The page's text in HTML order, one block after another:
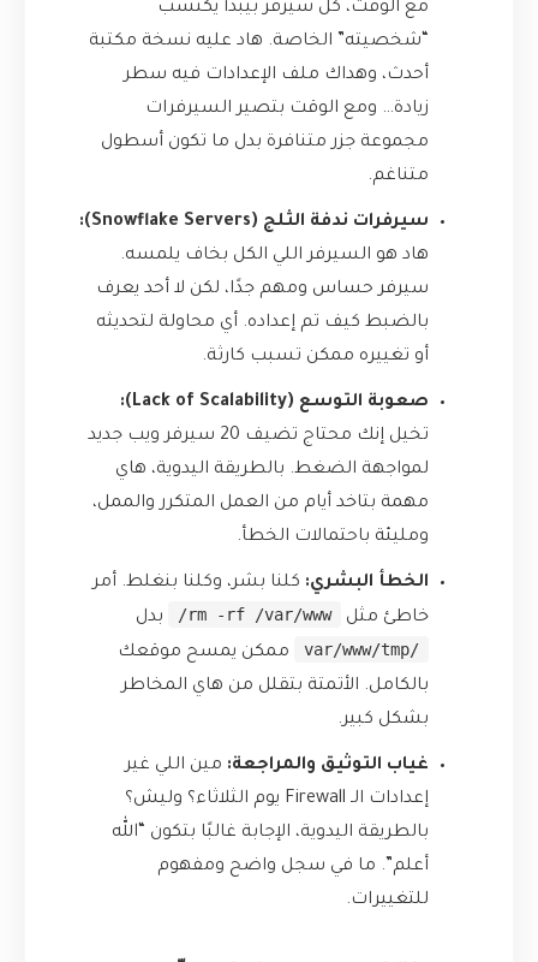
مع الوقت، كل سيرفر بيبدأ يكتسب
“شخصيته” الخاصة. هاد عليه نسخة مكتبة
أحدث، وهداك ملف الإعدادات فيه سطر
زيادة… ومع الوقت بتصير السيرفرات
مجموعة جزر متنافرة بدل ما تكون أسطول
متناغم.
سيرفرات ندفة الثلج (Snowflake Servers):
هاد هو السيرفر اللي الكل بخاف يلمسه.
سيرفر حساس ومهم جدًا، لكن لا أحد يعرف
بالضبط كيف تم إعداده. أي محاولة لتحديثه
أو تغييره ممكن تسبب كارثة.
صعوبة التوسع (Lack of Scalability):
تخيل إنك محتاج تضيف 20 سيرفر ويب جديد
لمواجهة الضغط. بالطريقة اليدوية، هاي
مهمة بتاخد أيام من العمل المتكرر والممل،
ومليئة باحتمالات الخطأ.
الخطأ البشري: كلنا بشر، وكلنا بنغلط. أمر
خاطئ مثل
rm -rf /var/www/
بدل
/var/www/tmp
ممكن يمسح موقعك
بالكامل. الأتمتة بتقلل من هاي المخاطر
بشكل كبير.
غياب التوثيق والمراجعة: مين اللي غير
إعدادات الـ Firewall يوم الثلاثاء؟ وليش؟
بالطريقة اليدوية، الإجابة غالبًا بتكون “الله
أعلم”. ما في سجل واضح ومفهوم
للتغييرات.